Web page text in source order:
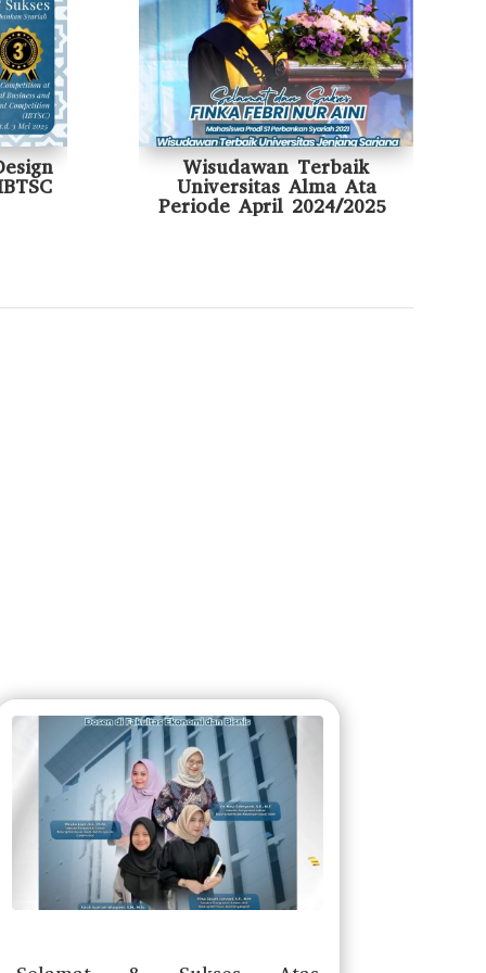
Wisudawan Terbaik
Universitas Alma Ata
Periode April 2024/2025